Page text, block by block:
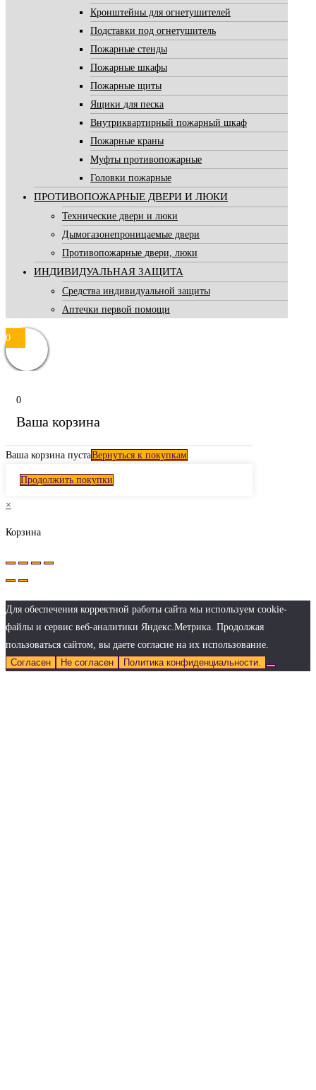
Кронштейны для огнетушителей
Подставки под огнетушитель
Пожарные стенды
Пожарные шкафы
Пожарные щиты
Ящики для песка
Внутриквартирный пожарный шкаф
Пожарные краны
Муфты противопожарные
Головки пожарные
ПРОТИВОПОЖАРНЫЕ ДВЕРИ И ЛЮКИ
Технические двери и люки
Дымогазонепроницаемые двери
Противопожарные двери, люки
ИНДИВИДУАЛЬНАЯ ЗАЩИТА
Средства индивидуальной защиты
Аптечки первой помощи
0
0
Ваша корзина
Ваша корзина пустаВернуться к покупкам
Продолжить покупки
×
Корзина
Для обеспечения корректной работы сайта мы используем cookie-
файлы и сервис веб-аналитики Яндекс.Метрика. Продолжая
пользоваться сайтом, вы даете согласие на их использование.
Согласен
Не согласен Политика конфиденциальности.